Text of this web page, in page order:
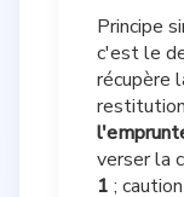
Principe
c'est le
récupère
verser la
1 ;